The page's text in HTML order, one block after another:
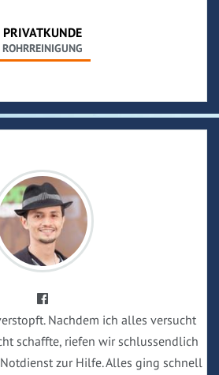
PRIVATKUNDE
ROHRREINIGUNG
Nachdem ich alles versucht
schaffte, riefen wir schlussendlich
zur Hilfe. Alles ging schnell